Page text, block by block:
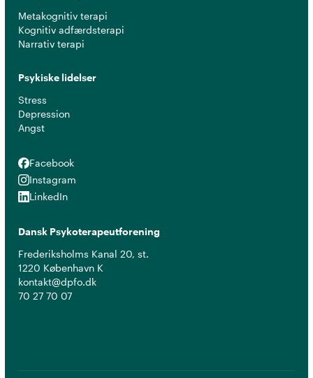
Metakognitiv terapi
Kognitiv adfærdsterapi
Narrativ terapi
Psykiske lidelser
Stress
Depression
Angst
Facebook
Facebook
Instagram
Instagram
LinkedIn
LinkedIn
Dansk Psykoterapeutforening
Frederiksholms Kanal 20, st.
1220 København K
kontakt@dpfo.dk
70 27 70 07